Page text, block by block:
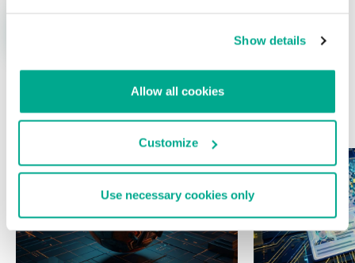
Show details
Allow all cookies
Customize
Use necessary cookies only
ÚLTIMAS PUBLICACIONES